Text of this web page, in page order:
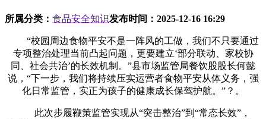
所属分类： 食品安全知识发布时间： 2025-12-16 16:29
“校园周边食物平安不是一阵风的工做，我们不只要通过
专项整治处理当前凸起问题，更要建立‘部分联动、家校协
同、社会共治’的长效机制。”县市场监管局餐饮股股长何懿
说，“下一步，我们将持续压实运营者食物平安从体义务，强
化日常监管，实正为孩子的健康成长保驾护航。”？。
此次步履鞭策监管实现从“突击整治”到“常态长效”，